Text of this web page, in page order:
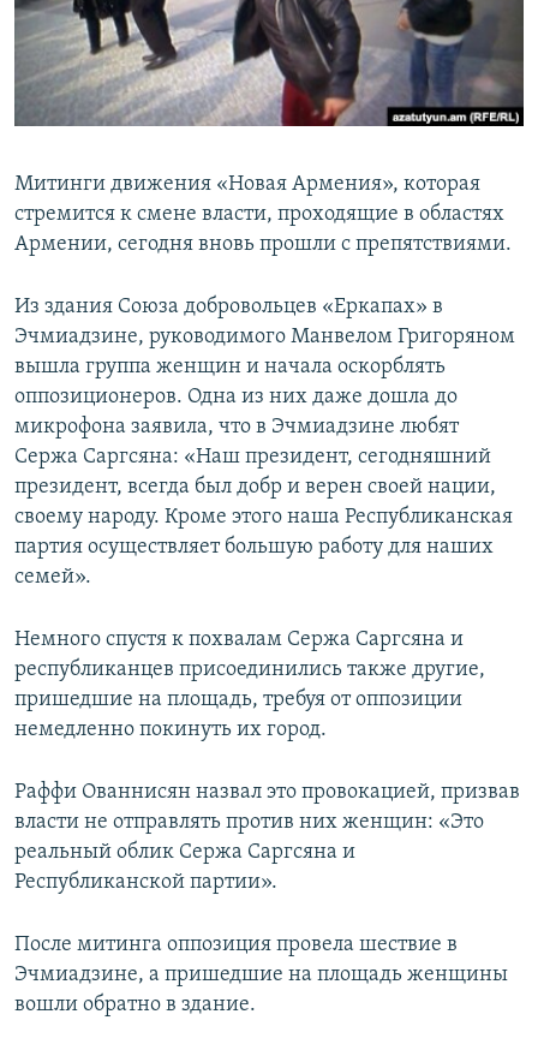
Հայերեն
English
Русский
Все сайты Радио Азатутюн
Митинги движения «Новая Армения», которая
стремится к смене власти, проходящие в областях
Армении, сегодня вновь прошли с препятствиями.
Из здания Союза добровольцев «Еркапах» в
Эчмиадзине, руководимого Манвелом Григоряном
вышла группа женщин и начала оскорблять
оппозиционеров. Одна из них даже дошла до
микрофона заявила, что в Эчмиадзине любят
Сержа Саргсяна: «Наш президент, сегодняшний
президент, всегда был добр и верен своей нации,
своему народу. Кроме этого наша Республиканская
партия осуществляет большую работу для наших
семей».
Немного спустя к похвалам Сержа Саргсяна и
республиканцев присоединились также другие,
пришедшие на площадь, требуя от оппозиции
немедленно покинуть их город.
Раффи Ованнисян назвал это провокацией, призвав
власти не отправлять против них женщин: «Это
реальный облик Сержа Саргсяна и
Республиканской партии».
После митинга оппозиция провела шествие в
Эчмиадзине, а пришедшие на площадь женщины
вошли обратно в здание.